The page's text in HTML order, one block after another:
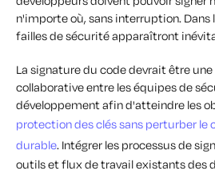
n'importe où, sans interruption. Dans
failles de sécurité apparaîtront
La signature du code devrait être
collaborative entre les équipes de
développement afin d'atteindre les
protection des clés sans perturber le
durable. Intégrer les processus de
outils et flux de travail existants des